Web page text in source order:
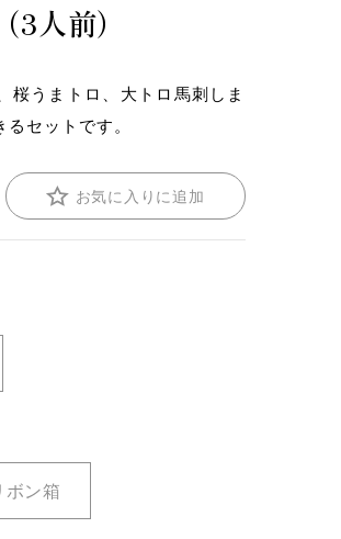
人前）
桜うまトロ、大トロ馬刺しま
セットです。
お気に入りに追加
ボン箱